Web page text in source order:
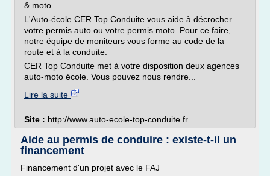
& moto
L'Auto-école CER Top Conduite vous aide à décrocher
votre permis auto ou votre permis moto. Pour ce faire,
notre équipe de moniteurs vous forme au code de la
route et à la conduite.
CER Top Conduite met à votre disposition deux agences
auto-moto école. Vous pouvez nous rendre...
Lire la suite
Site : http://www.auto-ecole-top-conduite.fr
Aide au permis de conduire : existe-t-il un
financement
Financement d'un projet avec le FAJ